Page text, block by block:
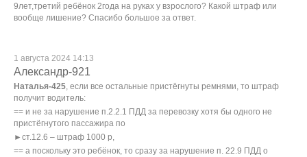
9лет,третий ребёнок 2года на руках у взрослого? Какой штраф или
вообще лишение? Спасибо большое за ответ.
1 августа 2024 14:13
Александр-921
Наталья-425, если все остальные пристёгнуты ремнями, то штраф
получит водитель:
== и не за нарушение п.2.2.1 ПДД за перевозку хотя бы одного не
пристёгнутого пассажира по
►ст.12.6 – штраф 1000 р,
== а поскольку это ребёнок, то сразу за нарушение п. 22.9 ПДД о